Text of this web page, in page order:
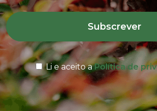
Subscrever
Li e aceito aPolítica de